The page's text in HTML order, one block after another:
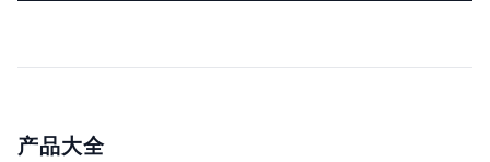
产品大全